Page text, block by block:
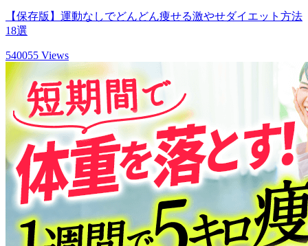
【保存版】運動なしでどんどん痩せる激やせダイエット方法
18選
540055 Views